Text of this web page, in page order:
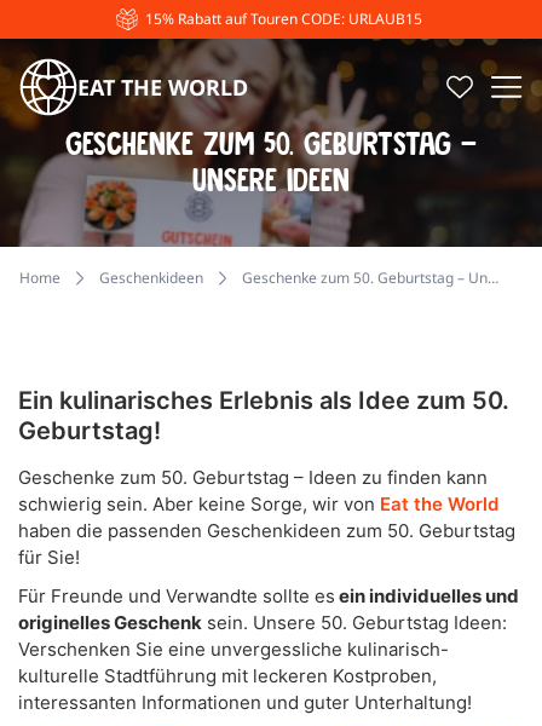
15% Rabatt auf Touren CODE: URLAUB15
EAT THE WORLD
Geschenke zum 50. Geburtstag –
Unsere Ideen
Home Geschenkideen Geschenke zum 50. Geburtstag – Unsere Ideen
Ein kulinarisches Erlebnis als Idee zum 50.
Geburtstag!
Geschenke zum 50. Geburtstag – Ideen zu finden kann
schwierig sein. Aber keine Sorge, wir von Eat the World
haben die passenden Geschenkideen zum 50. Geburtstag
für Sie!
Für Freunde und Verwandte sollte es ein individuelles und
originelles Geschenk sein. Unsere 50. Geburtstag Ideen:
Verschenken Sie eine unvergessliche kulinarisch-
kulturelle Stadtführung mit leckeren Kostproben,
interessanten Informationen und guter Unterhaltung!